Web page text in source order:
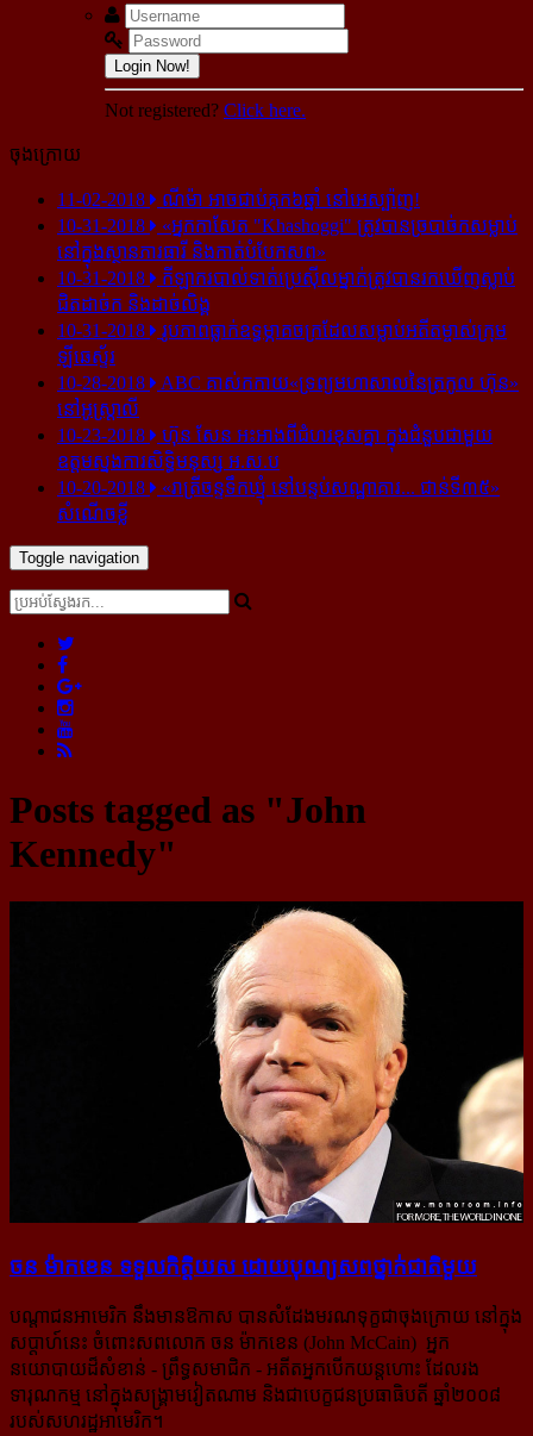
Login Now!
Not registered? Click here.
ចុងក្រោយ
11-02-2018
ណីម៉ា អាច​ជាប់​គុក​៦ឆ្នាំ នៅ​អេស្ប៉ាញ!
10-31-2018
«អ្នក​កាសែត "Khashoggi" ត្រូវ​បាន​ច្របាច់ក​សម្លាប់​
នៅ​ក្នុង​ស្ថាន​ភារធារី និង​កាត់​បំបែក​សព»
10-31-2018
កីឡាករ​បាល់ទាត់​ប្រេស៊ីល​ម្នាក់​ត្រូវ​បាន​រក​ឃើញ​ស្លាប់​
ជិត​ដាច់ក និង​ដាច់​លិង្គ
10-31-2018
រូបភាព​ធ្លាក់​ឧទ្ធម្ភាគចក្រ​ដែល​សម្លាប់​អតីត​ម្ចាស់​ក្រុម​
ឡីឆេស្ទ័រ
10-28-2018
ABC គាស់​កកាយ​«ទ្រព្យមហាសាល​នៃ​ត្រកូល ហ៊ុន»​
នៅ​អូស្ត្រាលី
10-23-2018
ហ៊ុន សែន អះអាង​ពី​ជំហរ​ខុស​គ្នា ក្នុង​ជំនួប​ជាមួយ​
ឧត្តម​ស្នងការ​សិទ្ធិ​មនុស្ស អ.ស.ប
10-20-2018
«រាត្រីចន្ទទឹកឃ្មុំ នៅបន្ទប់សណ្ឋាគារ... ជាន់ទី៣៥»
សំណើចខ្លី
Toggle navigation
Posts tagged as "John
Kennedy"
ចន ម៉ាកខេន ទទួល​កិត្តិយស ដោយ​បុណ្យ​សព​ថ្នាក់​ជាតិ​មួយ
បណ្ដាជនអាមេរិក នឹងមានឱកាស បានសំដែងមរណទុក្ខជាចុងក្រោយ នៅក្នុង
សប្ដាហ៍នេះ ចំពោះសពលោក ចន ម៉ាកខេន (John McCain) អ្នក
នយោបាយដ៏សំខាន់ - ព្រឹទ្ធសមាជិក - អតីតអ្នកបើកយន្ដហោះ ដែលរង
ទារុណកម្ម នៅក្នុងសង្គ្រាមវៀតណាម និងជាបេក្ខជនប្រធាធិបតី ឆ្នាំ២០០៨
របស់​សហរដ្ឋ​អាមេរិក។